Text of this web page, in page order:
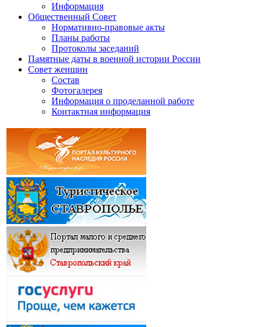
Информация
Общественный Совет
Нормативно-правовые акты
Планы работы
Протоколы заседаний
Памятные даты в военной истории России
Совет женщин
Состав
Фотогалерея
Информация о проделанной работе
Контактная информация